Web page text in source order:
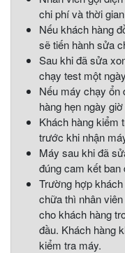
chi phí và thời
Nếu khách hàng
sẽ tiến hành sửa
Sau khi đã sửa
chạy test một ngày
Nếu máy chạy ổn
hàng hẹn ngày
Khách hàng kiểm
trước khi nhận
Máy sau khi đã
đúng cam kết ban
Trường hợp
chữa thì nhân
cho khách hàng
đầu. Khách hàng
kiểm tra máy.